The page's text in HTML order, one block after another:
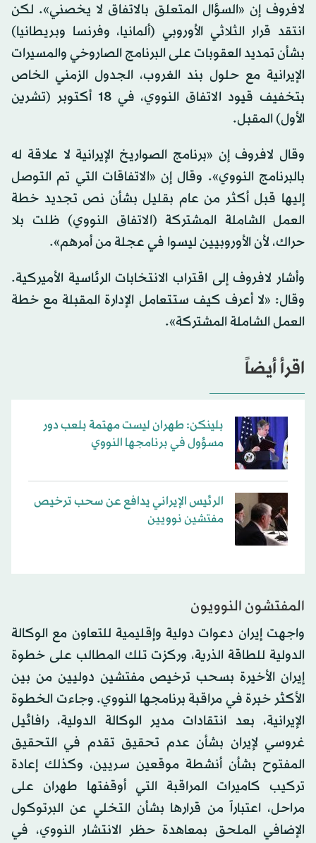
لافروف إن «السؤال المتعلق بالاتفاق لا يخصني». لكن
انتقد قرار الثلاثي الأوروبي (ألمانيا، وفرنسا وبريطانيا)
بشأن تمديد العقوبات على البرنامج الصاروخي والمسيرات
الإيرانية مع حلول بند الغروب، الجدول الزمني الخاص
بتخفيف قيود الاتفاق النووي، في 18 أكتوبر (تشرين
الأول) المقبل.
وقال لافروف إن «برنامج الصواريخ الإيرانية لا علاقة له
بالبرنامج النووي». وقال إن «الاتفاقات التي تم التوصل
إليها قبل أكثر من عام بقليل بشأن نص تجديد خطة
العمل الشاملة المشتركة (الاتفاق النووي) ظلت بلا
حراك، لأن الأوروبيين ليسوا في عجلة من أمرهم».
وأشار لافروف إلى اقتراب الانتخابات الرئاسية الأميركية.
وقال: «لا أعرف كيف ستتعامل الإدارة المقبلة مع خطة
العمل الشاملة المشتركة».
اقرأ أيضاً
بلينكن: طهران ليست مهتمة بلعب دور
مسؤول في برنامجها النووي
الرئيس الإيراني يدافع عن سحب ترخيص
مفتشين نوويين
المفتشون النوويون
واجهت إيران دعوات دولية وإقليمية للتعاون مع الوكالة
الدولية للطاقة الذرية، وركزت تلك المطالب على خطوة
إيران الأخيرة بسحب ترخيص مفتشين دوليين من بين
الأكثر خبرة في مراقبة برنامجها النووي. وجاءت الخطوة
الإيرانية، بعد انتقادات مدير الوكالة الدولية، رافائيل
غروسي لإيران بشأن عدم تحقيق تقدم في التحقيق
المفتوح بشأن أنشطة موقعين سريين، وكذلك إعادة
تركيب كاميرات المراقبة التي أوقفتها طهران على
مراحل، اعتباراً من قرارها بشأن التخلي عن البرتوكول
الإضافي الملحق بمعاهدة حظر الانتشار النووي، في